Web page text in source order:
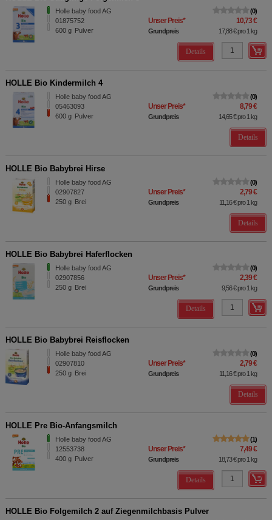
Holle baby food AG
01875752
600 g Pulver
0
Unser Preis* 10,73 €
Grundpreis 17,88 €pro 1 kg
Details
HOLLE Bio Kindermilch 4
Holle baby food AG
05463093
600 g Pulver
0
Unser Preis* 8,79 €
Grundpreis 14,65 €pro 1 kg
Details
HOLLE Bio Babybrei Hirse
Holle baby food AG
02907827
250 g Brei
0
Unser Preis* 2,79 €
Grundpreis 11,16 €pro 1 kg
Details
HOLLE Bio Babybrei Haferflocken
Holle baby food AG
02907856
250 g Brei
0
Unser Preis* 2,39 €
Grundpreis 9,56 €pro 1 kg
Details
HOLLE Bio Babybrei Reisflocken
Holle baby food AG
02907810
250 g Brei
0
Unser Preis* 2,79 €
Grundpreis 11,16 €pro 1 kg
Details
HOLLE Pre Bio-Anfangsmilch
Holle baby food AG
12553738
400 g Pulver
1
Unser Preis* 7,49 €
Grundpreis 18,73 €pro 1 kg
Details
HOLLE Bio Folgemilch 2 auf Ziegenmilchbasis Pulver